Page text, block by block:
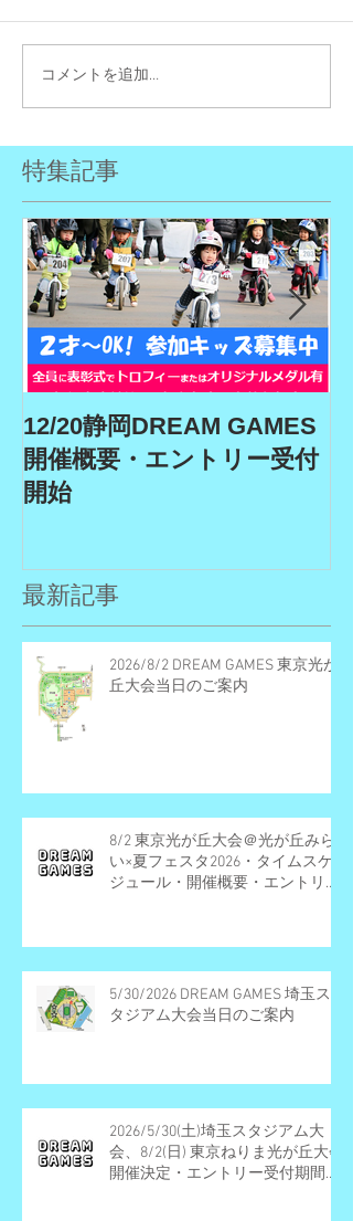
コメントを追加…
特集記事
12/20静岡DREAM GAMES
開催概要・エントリー受付
開始
最新記事
2026/8/2 DREAM GAMES 東京光が
丘大会当日のご案内
8/2 東京光が丘大会＠光が丘みら
い×夏フェスタ2026・タイムスケ
ジュール・開催概要・エントリー
5/30/2026 DREAM GAMES 埼玉ス
タジアム大会当日のご案内
2026/5/30(土)埼玉スタジアム大
会、8/2(日) 東京ねりま光が丘大会
開催決定・エントリー受付期間の